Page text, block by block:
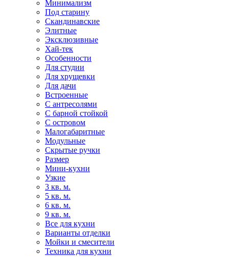
Минимализм
Под старину
Скандинавские
Элитные
Эксклюзивные
Хай-тек
Особенности
Для студии
Для хрущевки
Для дачи
Встроенные
С антресолями
С барной стойкой
С островом
Малогабаритные
Модульные
Скрытые ручки
Размер
Мини-кухни
Узкие
3 кв. м.
5 кв. м.
6 кв. м.
9 кв. м.
Все для кухни
Варианты отделки
Мойки и смесители
Техника для кухни